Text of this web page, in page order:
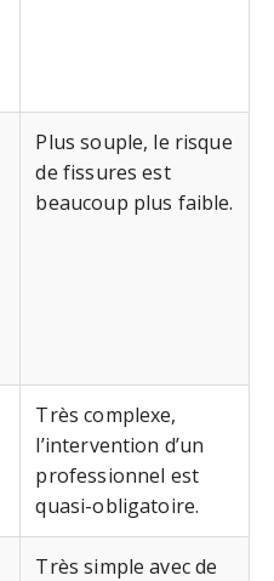
Plus souple, le risque
de fissures est
beaucoup plus faible.
Très complexe,
l’intervention d’un
professionnel est
quasi-obligatoire.
Très simple avec de